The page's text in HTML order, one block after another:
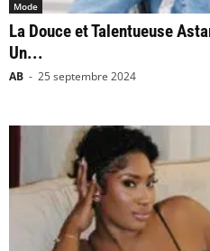
Mode
La Douce et Talentueuse
Un...
AB - 25 septembre 2024